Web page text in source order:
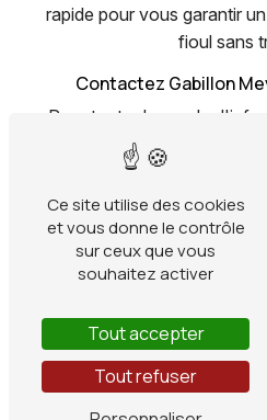
rapide pour vous garantir
fioul sans
Contactez Gabillon
Pour toute demande
ou pour passer
Hauterives, n'hésitez
Meynier au 04 74 54 26
votre disposition pour
vos projets de chauffage
de qualité. Faites
votre
Hauterives et
Ce site utilise des cookies
et vous donne le contrôle
sur ceux que vous
souhaitez activer
Tout accepter
Tout refuser